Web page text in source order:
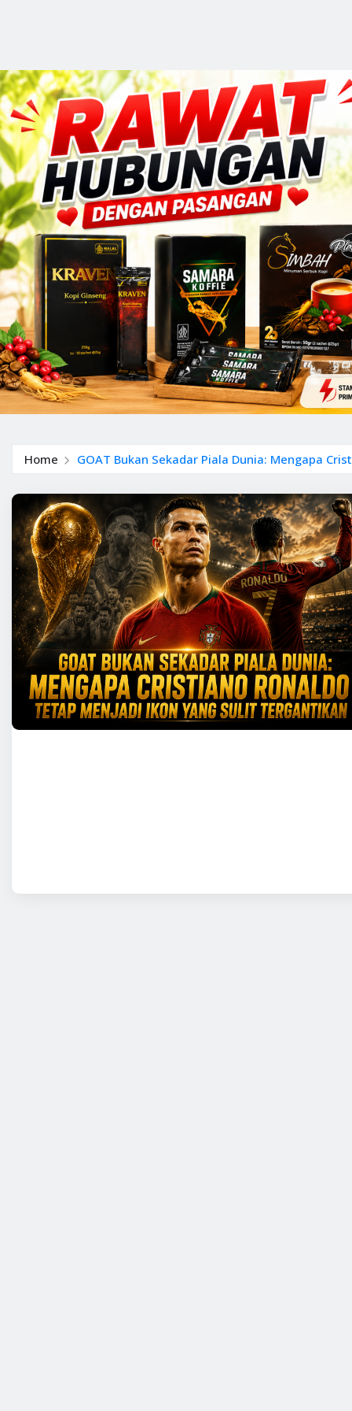
Home GOAT Bukan Sekadar Piala Dunia: Mengapa